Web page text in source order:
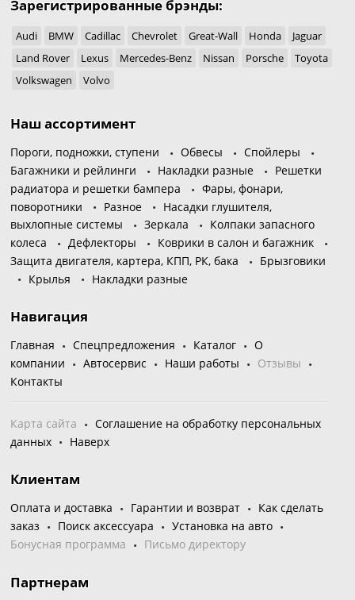
Зарегистрированные брэнды:
Audi BMW Cadillac Chevrolet Great-Wall Honda
Jaguar
Land Rover
Lexus Mercedes-Benz Nissan Porsche
Toyota
Volkswagen
Volvo
Наш ассортимент
Пороги, подножки, ступени Обвесы
Спойлеры
Багажники и рейлинги
Накладки разные
Решетки
радиатора и решетки бампера
Фары, фонари,
поворотники
Разное
Насадки глушителя,
выхлопные системы
Зеркала
Колпаки запасного
колеса
Дефлекторы
Коврики в салон и багажник
Защита двигателя, картера, КПП, РК, бака
Брызговики
Крылья
Накладки разные
Навигация
Главная Спецпредложения Каталог
О
компании
Автосервис Наши работы
Отзывы
Контакты
Карта сайта
Соглашение на обработку персональных
данных
Наверх
Клиентам
Оплата и доставка Гарантии и возврат
Как сделать
заказ
Поиск аксессуара
Установка на авто
Бонусная программа
Письмо директору
Партнерам